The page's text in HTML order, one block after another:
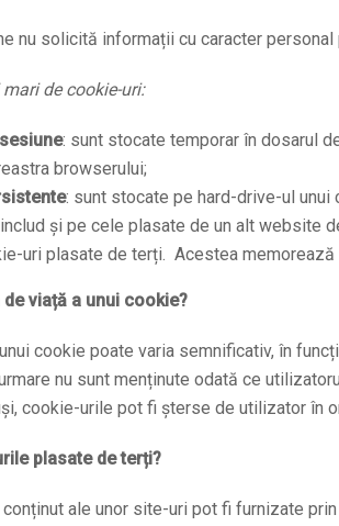
nu solicită informații cu caracter
de cookie-uri:
: sunt stocate temporar în dosarul
browserului;
: sunt stocate pe hard-drive-ul
și pe cele plasate de un alt website
uri plasate de terți. Acestea
viață a unui cookie?
cookie poate varia semnificativ, în
nu sunt menținute odată ce
cookie-urile pot fi șterse de utilizator în
plasate de terți?
ale unor site-uri pot fi furnizate